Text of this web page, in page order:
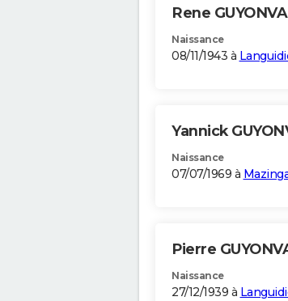
Rene
Naissance
08/11/1943 à
Yannick
Naissance
07/07/1969 à
Pierre
Naissance
27/12/1939 à